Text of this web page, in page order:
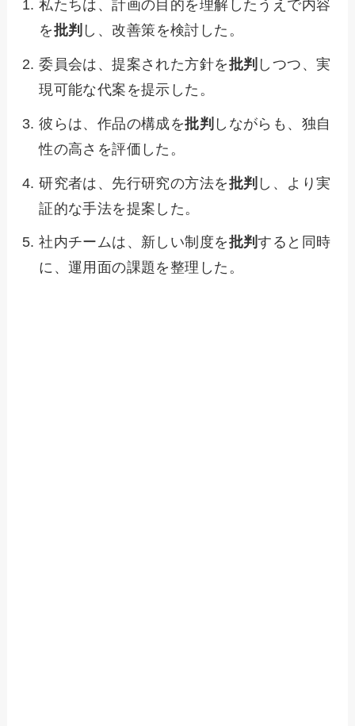
私たちは、計画の目的を理解したうえで内容
を批判 し、改善策を検討した。
委員会は、提案された方針を批判 しつつ、実
現可能な代案を提示した。
彼らは、作品の構成を批判 しながらも、独自
性の高さを評価した。
研究者は、先行研究の方法を批判 し、より実
証的な手法を提案した。
社内チームは、新しい制度を批判すると同時
に、運用面の課題を整理した。